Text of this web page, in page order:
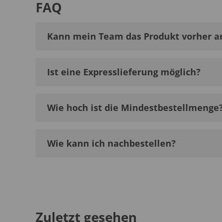
FAQ
Kann mein Team das Produkt vorher
Ist eine Expresslieferung möglich?
Wie hoch ist die
Wie kann ich nachbestellen?
Zuletzt gesehen